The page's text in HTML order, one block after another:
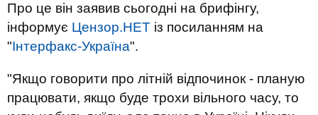
Про це він заявив сьогодні на брифінгу,
інформує Цензор.НЕТ із посиланням на
"Інтерфакс-Україна".
"Якщо говорити про літній відпочинок - планую
працювати, якщо буде трохи вільного часу, то